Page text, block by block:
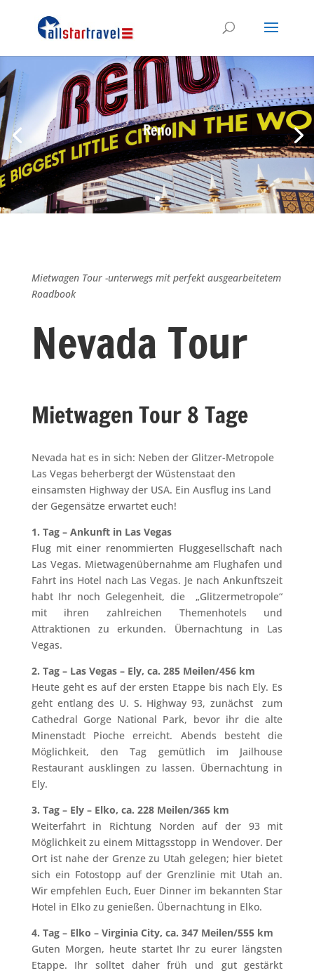
Reno
Mietwagen Tour -unterwegs mit perfekt ausgearbeitetem
Roadbook
Nevada Tour
Mietwagen Tour 8 Tage
Nevada hat es in sich: Neben der Glitzer-Metropole
Las Vegas beherbergt der Wüstenstaat den
einsamsten Highway der USA. Ein Ausflug ins Land
der Gegensätze erwartet euch!
1. Tag – Ankunft in Las Vegas
Flug mit einer renommierten Fluggesellschaft nach
Las Vegas. Mietwagenübernahme am Flughafen und
Fahrt ins Hotel nach Las Vegas. Je nach Ankunftszeit
habt Ihr noch Gelegenheit, die „Glitzermetropole“
mit ihren zahlreichen Themenhotels und
Attraktionen zu erkunden. Übernachtung in Las
Vegas.
2. Tag – Las Vegas – Ely, ca. 285 Meilen/456 km
Heute geht es auf der ersten Etappe bis nach Ely. Es
geht entlang des U. S. Highway 93, zunächst zum
Cathedral Gorge National Park, bevor ihr die alte
Minenstadt Pioche erreicht. Abends besteht die
Möglichkeit, den Tag gemütlich im Jailhouse
Restaurant ausklingen zu lassen. Übernachtung in
Ely.
3. Tag – Ely – Elko, ca. 228 Meilen/365 km
Weiterfahrt in Richtung Norden auf der 93 mit
Möglichkeit zu einem Mittagsstopp in Wendover. Der
Ort ist nahe der Grenze zu Utah gelegen; hier bietet
sich ein Fotostopp auf der Grenzlinie mit Utah an.
Wir empfehlen Euch, Euer Dinner im bekannten Star
Hotel in Elko zu genießen. Übernachtung in Elko.
4. Tag – Elko – Virginia City, ca. 347 Meilen/555 km
Guten Morgen, heute startet Ihr zu eurer längsten
Etappe. Ihr solltet daher früh und gut gestärkt